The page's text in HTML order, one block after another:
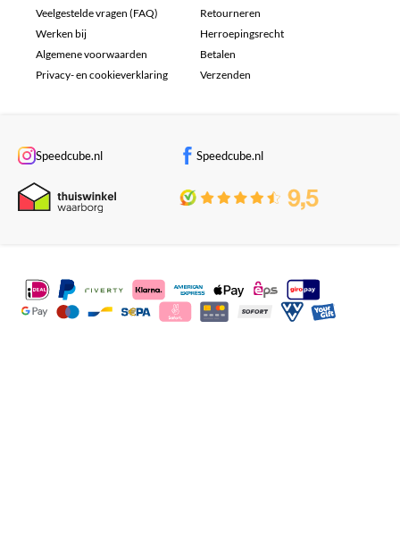
Veelgestelde vragen (FAQ)
Werken bij
Algemene voorwaarden
Privacy- en cookieverklaring
Retourneren
Herroepingsrecht
Betalen
Verzenden
Speedcube.nl Speedcube.nl